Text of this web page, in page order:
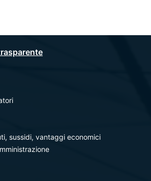
sussidi, vantaggi economici